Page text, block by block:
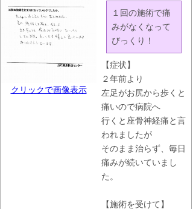
クリックで画像表示
１回の施術で痛
みがなくなって
びっくり！
【症状】
２年前より
左足がお尻から歩くと
痛いので病院へ
行くと座骨神経痛と言
われましたが
そのまま治らず、毎日
痛みが続いていまし
た。
【施術を受けて】